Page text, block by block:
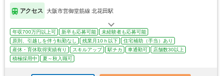
アクセス 大阪市営御堂筋線 北花田駅
年収700万円以上可 新卒も応募可能
未経験者も応募可能
原則、引越しを伴う転勤なし
残業月10ｈ以下
住宅補助（手当）あり
産休・育休取得実績有り
スキルアップ 駅チカ 車通勤可
店舗数30以上
積極採用中
夏～秋入職可